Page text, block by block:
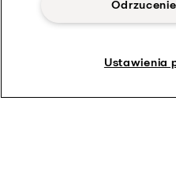
Ustawienia